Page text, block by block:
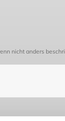
nicht anders